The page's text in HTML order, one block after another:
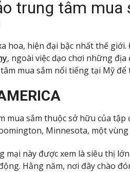
trung tâm
hoa, hiện đại bậc nhất thế
, ngoài việc dạo chơi những
mua sắm nổi tiếng tại Mỹ để
mua sắm thuộc sở hữu của tập
Minnesota, một
mại này được xem là siêu thị
Hằng năm, nơi đây chào